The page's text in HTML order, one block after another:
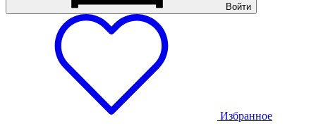
Войти
Избранное